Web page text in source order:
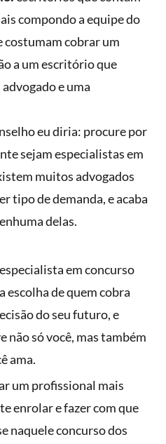
compondo a equipe do
costumam cobrar um
a um escritório que
e uma
eu diria: procure por
sejam especialistas em
muitos advogados
tipo de demanda, e acaba
delas.
em concurso
escolha de quem cobra
do seu futuro, e
não só você, mas também
ama.
um profissional mais
enrolar e fazer com que
naquele concurso dos